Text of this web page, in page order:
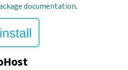
documentation.